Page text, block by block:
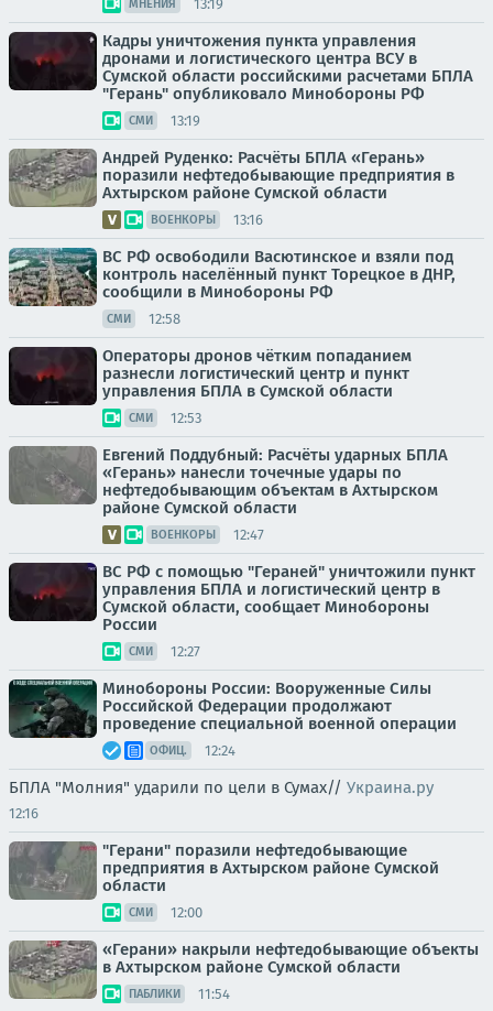
МНЕНИЯ 13:19
Кадры уничтожения пункта управления
дронами и логистического центра ВСУ в
Сумской области российскими расчетами БПЛА
"Герань" опубликовало Минобороны РФ
СМИ 13:19
Андрей Руденко: Расчёты БПЛА «Герань»
поразили нефтедобывающие предприятия в
Ахтырском районе Сумской области
ВОЕНКОРЫ 13:16
ВС РФ освободили Васютинское и взяли под
контроль населённый пункт Торецкое в ДНР,
сообщили в Минобороны РФ
СМИ 12:58
Операторы дронов чётким попаданием
разнесли логистический центр и пункт
управления БПЛА в Сумской области
СМИ 12:53
Евгений Поддубный: Расчёты ударных БПЛА
«Герань» нанесли точечные удары по
нефтедобывающим объектам в Ахтырском
районе Сумской области
ВОЕНКОРЫ 12:47
ВС РФ с помощью "Гераней" уничтожили пункт
управления БПЛА и логистический центр в
Сумской области, сообщает Минобороны
России
СМИ 12:27
Минобороны России: Вооруженные Силы
Российской Федерации продолжают
проведение специальной военной операции
ОФИЦ. 12:24
БПЛА "Молния" ударили по цели в Сумах// Украина.ру
12:16
"Герани" поразили нефтедобывающие
предприятия в Ахтырском районе Сумской
области
СМИ 12:00
«Герани» накрыли нефтедобывающие объекты
в Ахтырском районе Сумской области
ПАБЛИКИ 11:54